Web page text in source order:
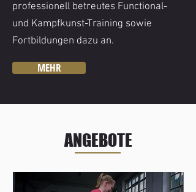
professionell betreutes Functional-
und Kampfkunst-Training sowie
Fortbildungen dazu an.
MEHR
ANGEBOTE